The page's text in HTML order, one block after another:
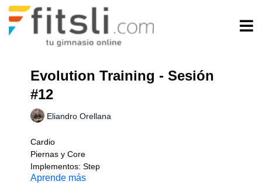
Evolution Training - Sesión
#12
Eliandro Orellana
Cardio
Piernas y Core
Implementos: Step
Nivel: Intermedio
Aprende más